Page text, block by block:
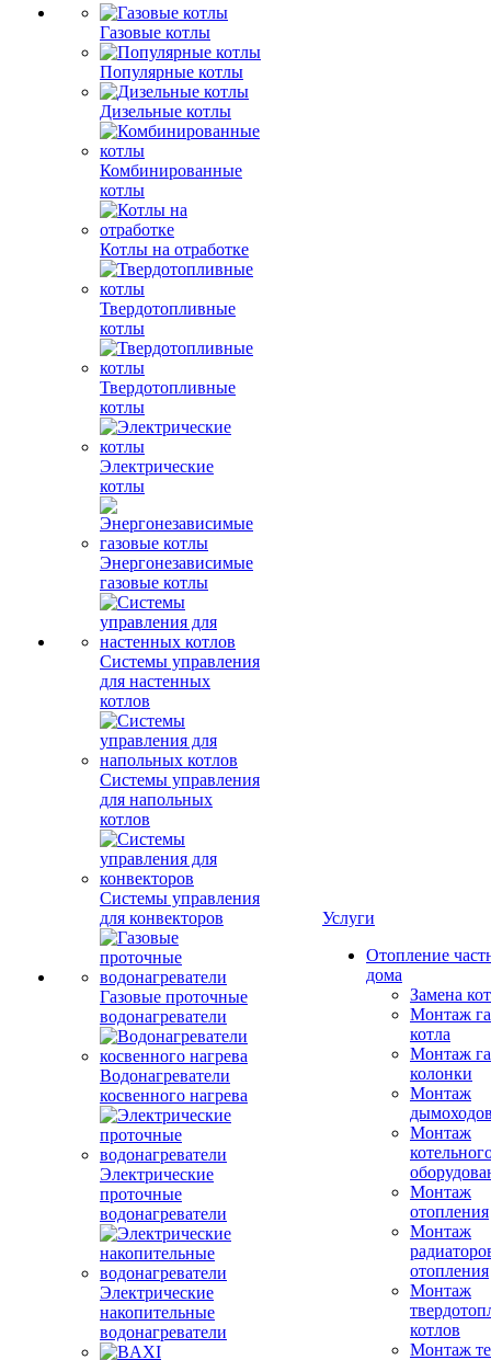
Газовые котлы
Популярные котлы
Дизельные котлы
Комбинированные
котлы
Котлы на отработке
Твердотопливные
котлы
Твердотопливные
котлы
Электрические
котлы
Энергонезависимые
газовые котлы
Системы управления
для настенных
котлов
Системы управления
для напольных
котлов
Системы управления
для конвекторов
Газовые проточные
водонагреватели
Водонагреватели
косвенного нагрева
Электрические
проточные
водонагреватели
Электрические
накопительные
водонагреватели
Услуги
Отопление
дома
Замена
Монтаж
котла
Монтаж
колонки
Монтаж
Монтаж
Монтаж
отопления
Монтаж
отопления
Монтаж
котлов
Монтаж